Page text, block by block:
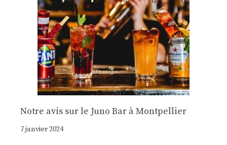
Notre avis sur le Juno Bar à Montpellier
7 janvier 2024